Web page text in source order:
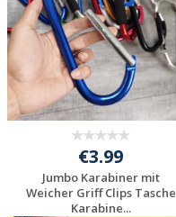
€3.99
Jumbo Karabiner mit
Weicher Griff Clips Tasche
Karabine...